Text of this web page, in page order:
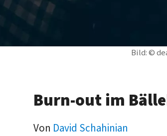
Bild: ©
Burn-out im
Von David Schahinian